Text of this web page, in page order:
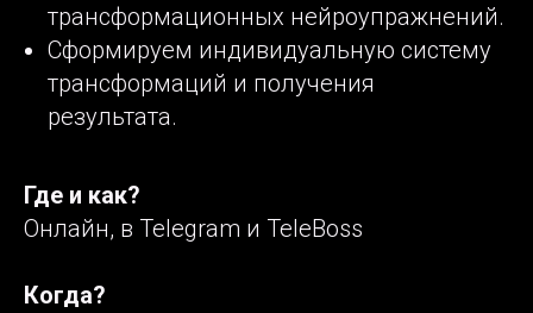
трансформационных нейроупражнений.
Сформируем индивидуальную систему
трансформаций и получения
результата.
Где и как?
Онлайн, в Telegram и TeleBoss
Когда?